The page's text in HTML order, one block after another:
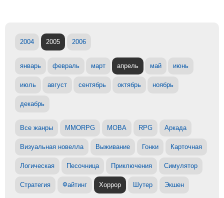
2004 2005 2006
январь февраль март апрель май июнь
июль август сентябрь октябрь ноябрь
декабрь
Все жанры MMORPG MOBA RPG Аркада
Визуальная новелла Выживание Гонки Карточная
Логическая Песочница Приключения Симулятор
Стратегия Файтинг Хоррор Шутер Экшен